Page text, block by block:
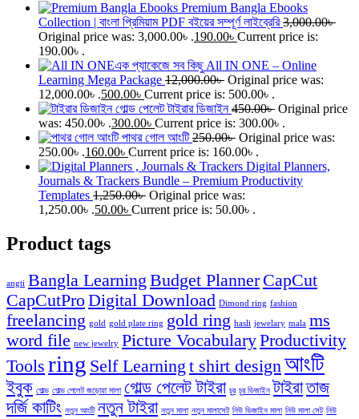
Premium Bangla Ebooks
Collection | বাংলা প্রিমিয়াম PDF বইয়ের সম্পূর্ণ লাইব্রেরি 3,000.00৳
Original price was: 3,000.00৳ .190.00৳ Current price is:
190.00৳ .
All IN ONE – Online
Learning Mega Package 12,000.00৳ Original price was:
12,000.00৳ .500.00৳ Current price is: 500.00৳ .
গোল্ড পেলেট টাইরার ডিজাইন 450.00৳ Original price
was: 450.00৳ .300.00৳ Current price is: 300.00৳ .
পাথর গোল আংটি 250.00৳ Original price was:
250.00৳ .160.00৳ Current price is: 160.00৳ .
Digital Planners,
Journals & Trackers Bundle – Premium Productivity
Templates 1,250.00৳ Original price was:
1,250.00৳ .50.00৳ Current price is: 50.00৳ .
Product tags
angti Bangla Learning Budget Planner CapCut
CapCutProDigital Download Dimond ring fashion
freelancing gold gold plate ring gold ring hasli jewelary mala ms
word file new jewelry Picture VocabularyProductivity
Tools ring Self Learning t shirt designআংটি
ইবুক গোল্ড গোল্ড পেলেট জড়োয়া মালা গোল্ড পেলেট টাইরা চুর চুর ডিজাইন টাইরাতাজ
দর্জি কাটিং নতুন আংটি নতুন টাইরা নতুন মালা নতুন মালাসেট নিউ ডিজাইন মালা নিউ মালা সেট নিউ